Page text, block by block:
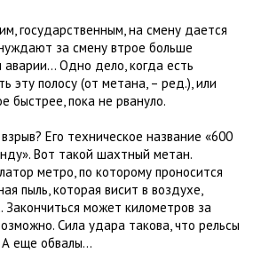
государственным, на смену дается
за смену втрое больше
аварии... Одно дело, когда есть
эту полосу (от метана, – ред.), или
быстрее, пока не рвануло.
Его техническое название «600
Вот такой шахтный метан.
метро, по которому проносится
пыль, которая висит в воздухе,
Закончиться может километров за
Сила удара такова, что рельсы
А еще обвалы…